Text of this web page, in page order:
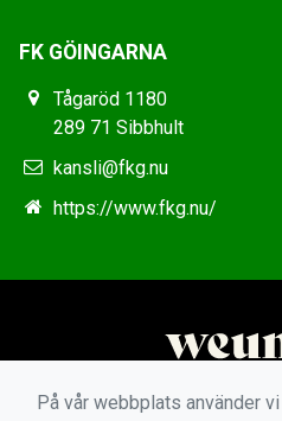
FK GÖINGARNA
Tågaröd 1180
289 71 Sibbhult
kansli@fkg.nu
https://www.fkg.nu/
På vår webbplats använder vi